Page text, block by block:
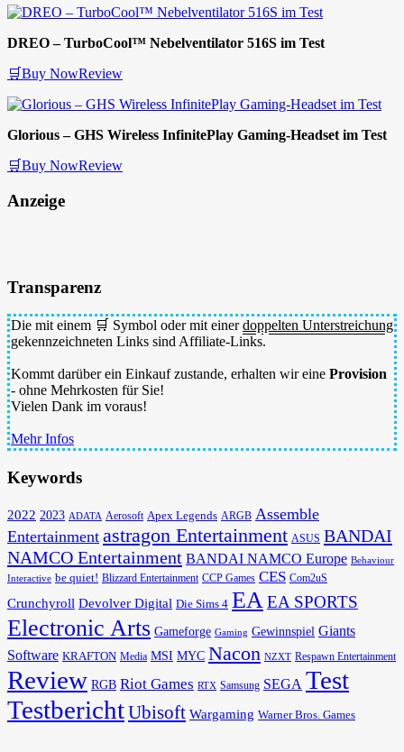
DREO – TurboCool™ Nebelventilator 516S im Test
🛒Buy NowReview
Glorious – GHS Wireless InfinitePlay Gaming-Headset im Test
🛒Buy NowReview
Anzeige
Transparenz
Die mit einem 🛒 Symbol oder mit einerdoppelten Unterstreichung
gekennzeichneten Links sind Affiliate-Links.
Kommt darüber ein Einkauf zustande, erhalten wir eine Provision
- ohne Mehrkosten für Sie!
Vielen Dank im voraus!
Mehr Infos
Keywords
2022 2023 ADATA Aerosoft Apex Legends ARGB Assemble
Entertainment astragon Entertainment ASUS BANDAI
NAMCO Entertainment BANDAI NAMCO Europe Behaviour
Interactive be quiet! Blizzard Entertainment CCP Games CES Com2uS
Crunchyroll Devolver Digital Die Sims 4 EA EA SPORTS
Electronic Arts Gameforge Gaming Gewinnspiel Giants
Software KRAFTON Media MSI MYC Nacon NZXT Respawn Entertainment
Review RGB Riot Games RTX Samsung SEGA Test
TestberichtUbisoft Wargaming Warner Bros. Games